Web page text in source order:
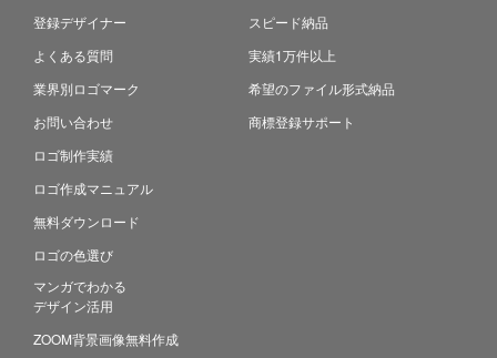
登録デザイナー
よくある質問
業界別ロゴマーク
お問い合わせ
ロゴ制作実績
ロゴ作成マニュアル
無料ダウンロード
ロゴの色選び
マンガでわかる
デザイン活用
ZOOM背景画像無料作成
スピード納品
実績1万件以上
希望のファイル形式納品
商標登録サポート